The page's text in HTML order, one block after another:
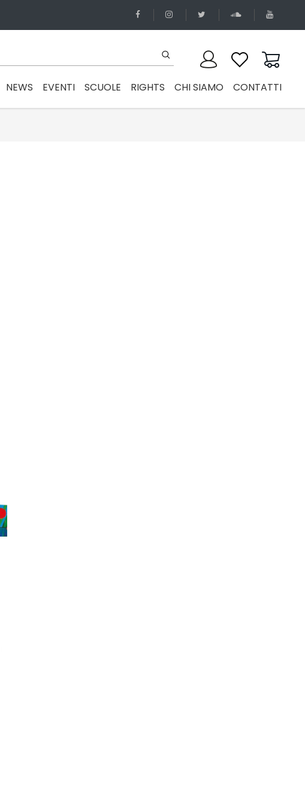
NEWS EVENTI SCUOLE RIGHTS CHI SIAMO CONTATTI